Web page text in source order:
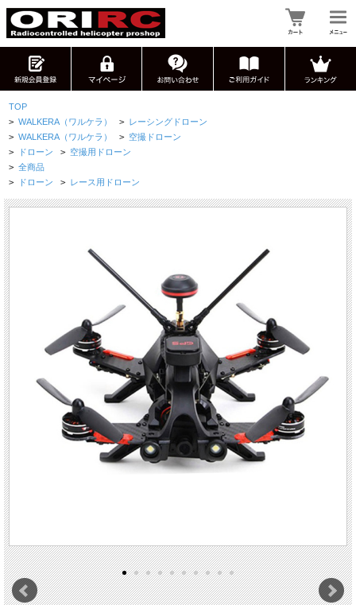
TOP
> WALKERA（ワルケラ） > レーシングドローン
> WALKERA（ワルケラ） > 空撮ドローン
> ドローン > 空撮用ドローン
> 全商品
> ドローン > レース用ドローン